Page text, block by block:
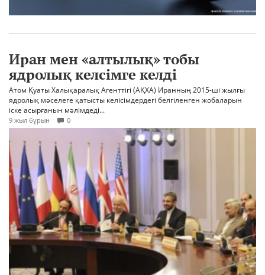
Иран мен «алтылық» тобы
ядролық келсімге келді
Атом Қуаты Халықаралық Агенттігі (АҚХА) Иранның 2015-ші жылғы
ядролық мәселеге қатысты келісімдердегі белгіленген жобаларын
іске асырғанын мәлімдеді...
9 жыл бұрын 0